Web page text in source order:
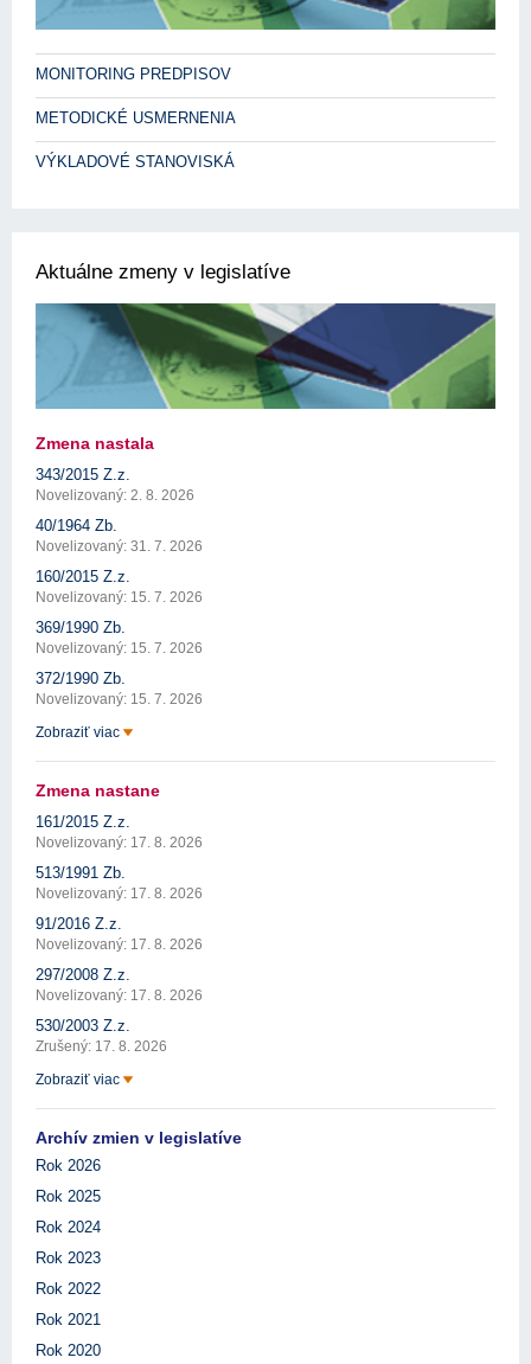
MONITORING PREDPISOV
METODICKÉ USMERNENIA
VÝKLADOVÉ STANOVISKÁ
Aktuálne zmeny v legislatíve
Zmena nastala
343/2015 Z.z.
Novelizovaný: 2. 8. 2026
40/1964 Zb.
Novelizovaný: 31. 7. 2026
160/2015 Z.z.
Novelizovaný: 15. 7. 2026
369/1990 Zb.
Novelizovaný: 15. 7. 2026
372/1990 Zb.
Novelizovaný: 15. 7. 2026
Zobraziť viac
Zmena nastane
161/2015 Z.z.
Novelizovaný: 17. 8. 2026
513/1991 Zb.
Novelizovaný: 17. 8. 2026
91/2016 Z.z.
Novelizovaný: 17. 8. 2026
297/2008 Z.z.
Novelizovaný: 17. 8. 2026
530/2003 Z.z.
Zrušený: 17. 8. 2026
Zobraziť viac
Archív zmien v legislatíve
Rok 2026
Rok 2025
Rok 2024
Rok 2023
Rok 2022
Rok 2021
Rok 2020